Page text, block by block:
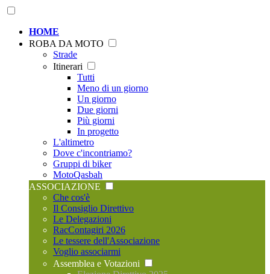
HOME
ROBA DA MOTO
Strade
Itinerari
Tutti
Meno di un giorno
Un giorno
Due giorni
Più giorni
In progetto
L'altimetro
Dove c'incontriamo?
Gruppi di biker
MotoQasbah
ASSOCIAZIONE
Che cos'è
Il Consiglio Direttivo
Le Delegazioni
RacContagiri 2026
Le tessere dell'Associazione
Voglio associarmi
Assemblea e Votazioni